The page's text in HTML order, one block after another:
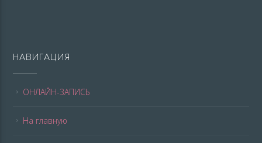
НАВИГАЦИЯ
ОНЛАЙН-ЗАПИСЬ
На главную